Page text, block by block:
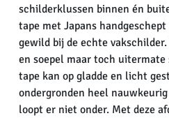
schilderklussen binnen én
tape met Japans
gewild bij de echte
en soepel maar toch
tape kan op gladde en licht
ondergronden heel
loopt er niet onder. Met deze